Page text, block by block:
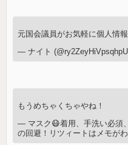
元国会議員がお気軽に個人情
— ナイト
もうめちゃくちゃやね！
— マスク😷着用、手洗い必須
の回避！リツィートはメモが